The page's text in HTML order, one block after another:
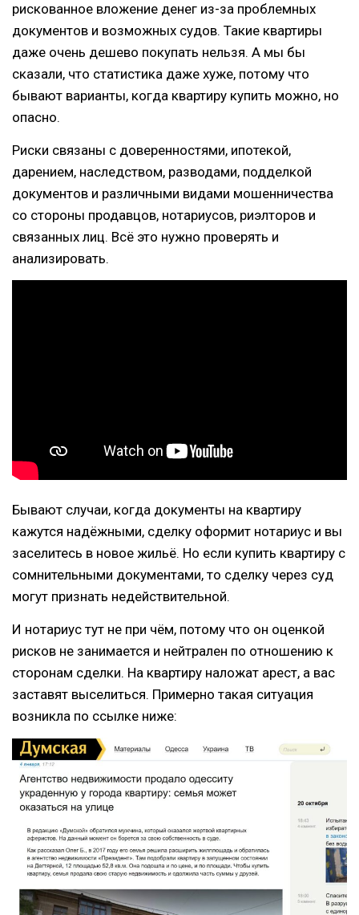
рискованное вложение денег из-за проблемных
документов и возможных судов. Такие квартиры
даже очень дешево покупать нельзя. А мы бы
сказали, что статистика даже хуже, потому что
бывают варианты, когда квартиру купить можно, но
опасно.
Риски связаны с доверенностями, ипотекой,
дарением, наследством, разводами, подделкой
документов и различными видами мошенничества
со стороны продавцов, нотариусов, риэлторов и
связанных лиц. Всё это нужно проверять и
анализировать.
Бывают случаи, когда документы на квартиру
кажутся надёжными, сделку оформит нотариус и вы
заселитесь в новое жильё. Но если купить квартиру с
сомнительными документами, то сделку через суд
могут признать недействительной.
И нотариус тут не при чём, потому что он оценкой
рисков не занимается и нейтрален по отношению к
сторонам сделки. На квартиру наложат арест, а вас
заставят выселиться. Примерно такая ситуация
возникла по ссылке ниже: